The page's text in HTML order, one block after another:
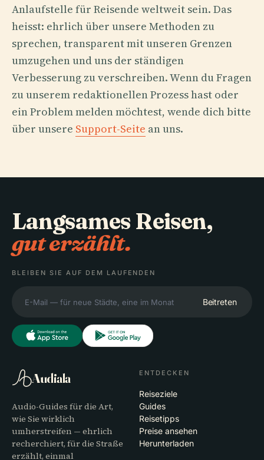
Anlaufstelle für Reisende weltweit sein. Das
heisst: ehrlich über unsere Methoden zu
sprechen, transparent mit unseren Grenzen
umzugehen und uns der ständigen
Verbesserung zu verschreiben. Wenn du Fragen
zu unserem redaktionellen Prozess hast oder
ein Problem melden möchtest, wende dich bitte
über unsere Support-Seite an uns.
Langsames Reisen,
gut erzählt.
BLEIBEN SIE AUF DEM LAUFENDEN
Beitreten
Audiala
Audio-Guides für die Art,
wie Sie wirklich
umherstreifen — ehrlich
recherchiert, für die Straße
erzählt, einmal
ENTDECKEN
Reiseziele
Guides
Reisetipps
Preise ansehen
Herunterladen